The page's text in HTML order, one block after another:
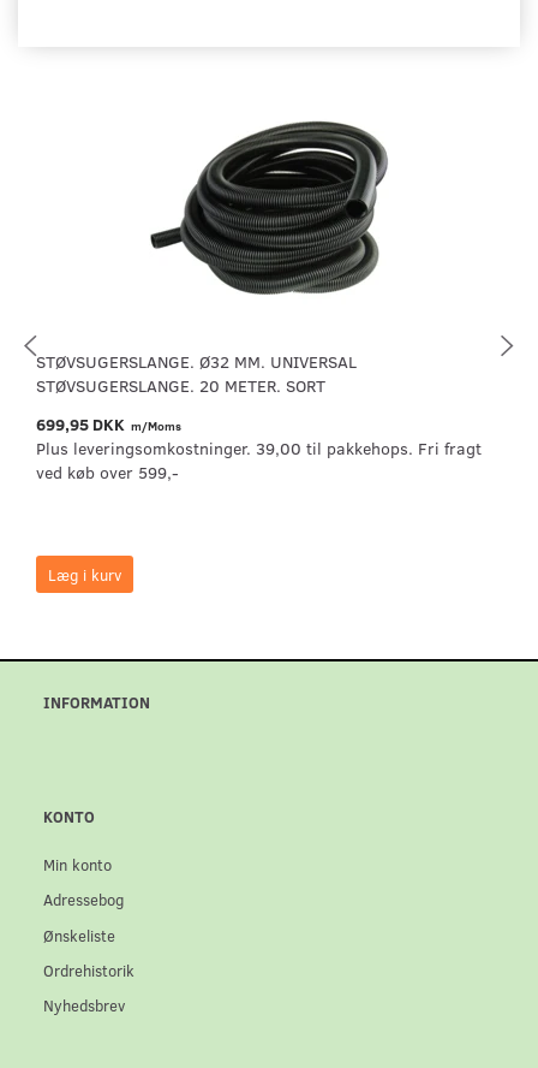
STØVSUGERSLANGE. Ø32 MM. UNIVERSAL
STØVSUGERSLANGE. 20 METER. SORT
699,95 DKK m/Moms
Plus leveringsomkostninger. 39,00 til pakkehops. Fri fragt
ved køb over 599,-
Læg i kurv
INFORMATION
KONTO
Min konto
Adressebog
Ønskeliste
Ordrehistorik
Nyhedsbrev